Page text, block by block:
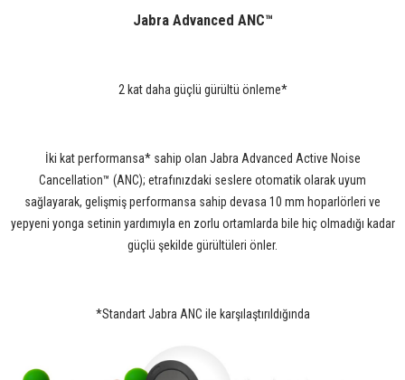
Jabra Advanced ANC™
2 kat daha güçlü gürültü önleme*
İki kat performansa* sahip olan Jabra Advanced Active Noise
Cancellation™ (ANC); etrafınızdaki seslere otomatik olarak uyum
sağlayarak, gelişmiş performansa sahip devasa 10 mm hoparlörleri ve
yepyeni yonga setinin yardımıyla en zorlu ortamlarda bile hiç olmadığı kadar
güçlü şekilde gürültüleri önler.
*Standart Jabra ANC ile karşılaştırıldığında